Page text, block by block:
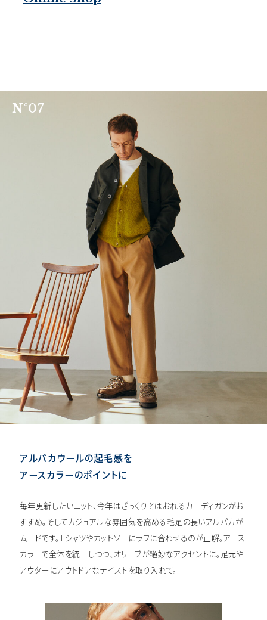
N°07
アルパカウールの起毛感を
アースカラーのポイントに
毎年更新したいニット、今年はざっくりとはおれるカーディガンがお
すすめ。そしてカジュアルな雰囲気を高める毛足の長いアルパカが
ムードです。Tシャツやカットソーにラフに合わせるのが正解。アース
カラーで全体を統一しつつ、オリーブが絶妙なアクセントに。足元
アウターにアウトドアなテイストを取り入れて。